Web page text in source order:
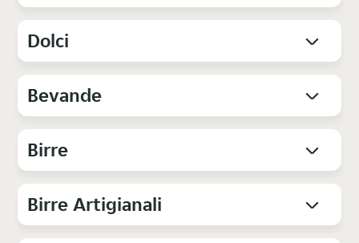
Dolci
Bevande
Birre
Birre Artigianali